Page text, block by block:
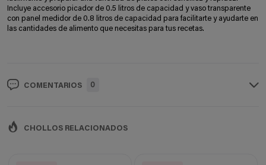
Incluye accesorio picador de 0.5 litros de capacidad y vaso transparente
con panel medidor de 0.8 litros de capacidad para facilitarte y ayudarte en
las cantidades de alimento que necesitas para tus recetas.
COMENTARIOS 0
CHOLLOS RELACIONADOS